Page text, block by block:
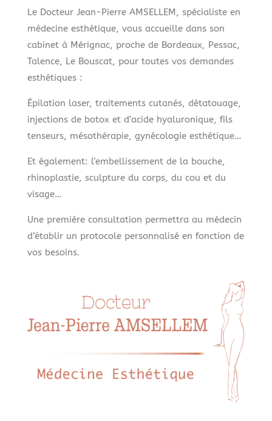
Le Docteur Jean-Pierre AMSELLEM, spécialiste en
médecine esthétique, vous accueille dans son
cabinet à Mérignac, proche de Bordeaux, Pessac,
Talence, Le Bouscat, pour toutes vos demandes
esthétiques :
Épilation laser, traitements cutanés, détatouage,
injections de botox et d’acide hyaluronique, fils
tenseurs, mésothérapie, gynécologie esthétique…
Et également: l’embellissement de la bouche,
rhinoplastie, sculpture du corps, du cou et du
visage…
Une première consultation permettra au médecin
d’établir un protocole personnalisé en fonction de
vos besoins.